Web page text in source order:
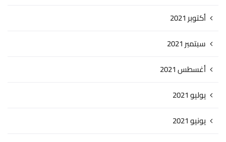
أكتوبر 2021
سبتمبر 2021
أغسطس 2021
يوليو 2021
يونيو 2021